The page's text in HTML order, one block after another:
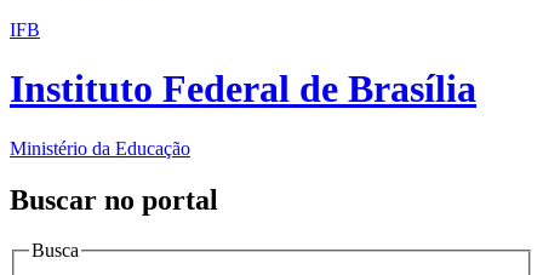
IFB
Instituto Federal de Brasília
Ministério da Educação
Buscar no portal
Busca